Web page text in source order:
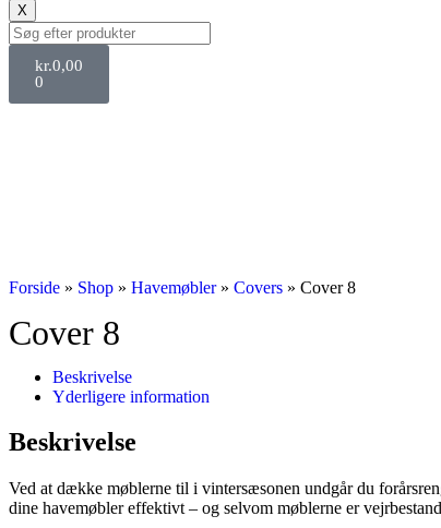
X
kr.0,00
0
Forside » Shop » Havemøbler» Covers » Cover 8
Cover 8
Beskrivelse
Yderligere information
Beskrivelse
Ved at dække møblerne til i vintersæsonen undgår du
dine havemøbler effektivt – og selvom møblerne er